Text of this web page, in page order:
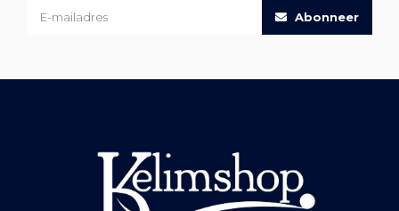
Abonneer